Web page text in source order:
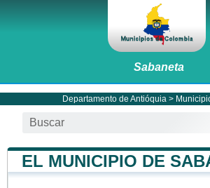
Sabaneta
Departamento de Antióquia >
EL MUNICIPIO DE